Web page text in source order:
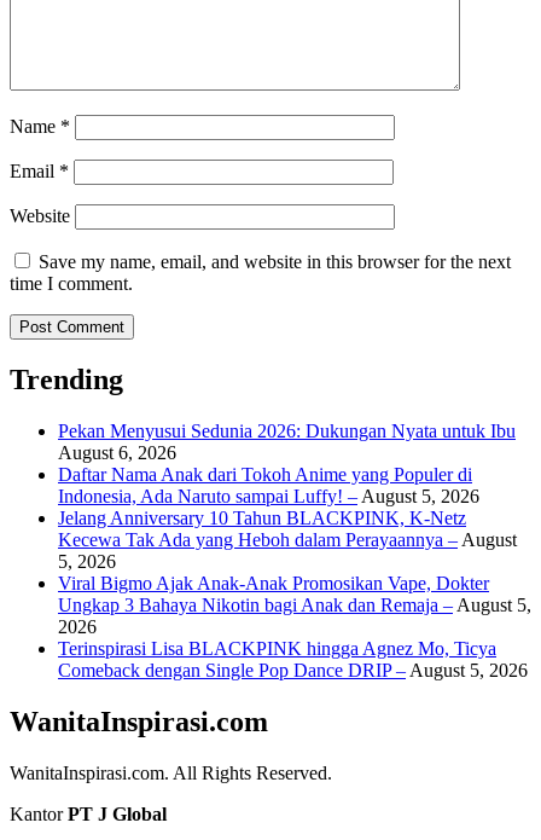
Name *
Email *
Website
Save my name, email, and website in this browser for the next
time I comment.
Trending
Pekan Menyusui Sedunia 2026: Dukungan Nyata untuk Ibu
August 6, 2026
Daftar Nama Anak dari Tokoh Anime yang Populer di
Indonesia, Ada Naruto sampai Luffy! – August 5, 2026
Jelang Anniversary 10 Tahun BLACKPINK, K-Netz
Kecewa Tak Ada yang Heboh dalam Perayaannya – August
5, 2026
Viral Bigmo Ajak Anak-Anak Promosikan Vape, Dokter
Ungkap 3 Bahaya Nikotin bagi Anak dan Remaja – August 5,
2026
Terinspirasi Lisa BLACKPINK hingga Agnez Mo, Ticya
Comeback dengan Single Pop Dance DRIP – August 5, 2026
WanitaInspirasi.com
WanitaInspirasi.com. All Rights Reserved.
KantorPT J Global